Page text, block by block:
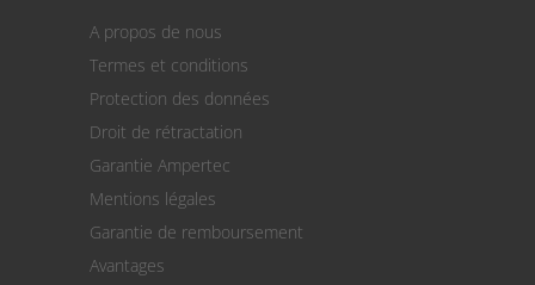
Paiement
Le calculateur des frais de port
Paramètres des cookies
A propos de nous
Termes et conditions
Protection des données
Droit de rétractation
Garantie Ampertec
Mentions légales
Garantie de remboursement
Avantages